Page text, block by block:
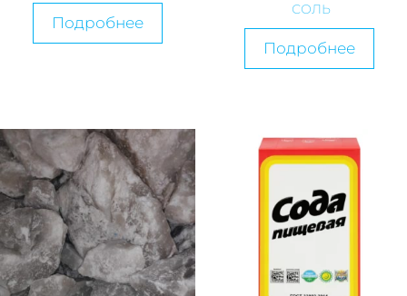
Подробнее
СОЛЬ
Подробнее